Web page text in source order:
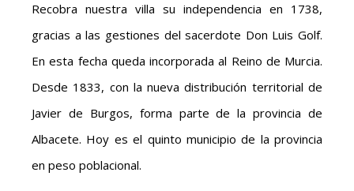
Recobra nuestra villa su independencia en 1738,
gracias a las gestiones del sacerdote Don Luis Golf.
En esta fecha queda incorporada al Reino de Murcia.
Desde 1833, con la nueva distribución territorial de
Javier de Burgos, forma parte de la provincia de
Albacete. Hoy es el quinto municipio de la provincia
en peso poblacional.